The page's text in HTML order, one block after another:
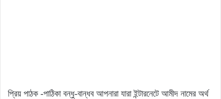
প্রিয় পাঠক -পাঠিকা বন্ধু-বান্ধব আপনারা যারা ইন্টারনেটে আমীদ নামের অর্থ